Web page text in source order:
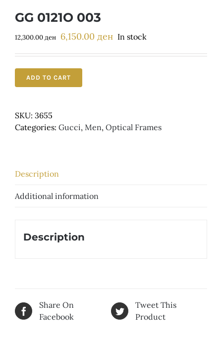
GG 0121O 003
12,300.00ден Original
12,300.00 ден.
6,150.00 денCurrent
In stock
ADD TO CART
SKU: 3655
Categories: Gucci, Men, Optical Frames
Description
Additional information
Description
Share On
Facebook
Tweet This
Product